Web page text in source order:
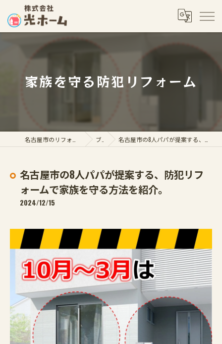
家族を守る防犯リフォーム
ブログ 名古屋市の8人パパが提案する、防犯リフォームで家族を守る方法を紹介。
名古屋市の8人パパが提案する、防犯リフ
ォームで家族を守る方法を紹介。
2024/12/15